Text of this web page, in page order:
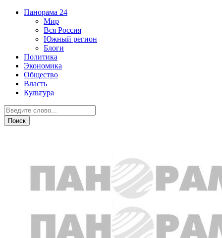
Панорама 24
Мир
Вся Россия
Южный регион
Блоги
Политика
Экономика
Общество
Власть
Культура